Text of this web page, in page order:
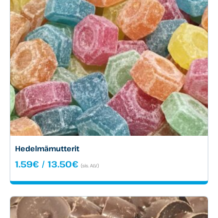
Hedelmämutterit
1.59€ / 13.50€Hintaluokka:
-
(sis. ALV)